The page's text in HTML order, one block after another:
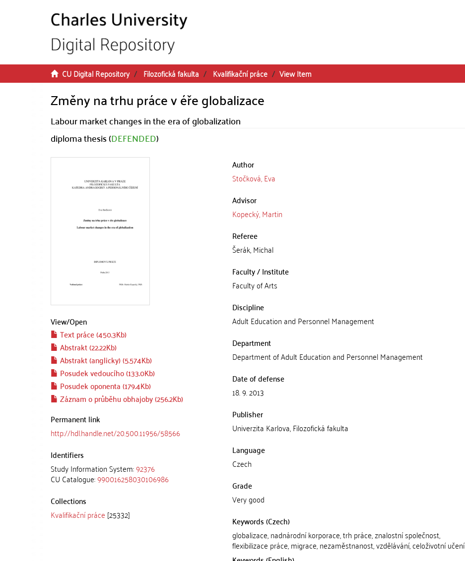
CU Digital Repository Filozofická fakulta Kvalifikační práce View Item
Změny na trhu práce v éře globalizace
Labour market changes in the era of globalization
diploma thesis (DEFENDED)
View/Open
Text práce (450.3Kb)
Abstrakt (22.22Kb)
Abstrakt (anglicky) (5.574Kb)
Posudek vedoucího (133.0Kb)
Posudek oponenta (179.4Kb)
Záznam o průběhu obhajoby (256.2Kb)
Permanent link
http://hdl.handle.net/20.500.11956/58566
Identifiers
Study Information System:92376
CU Catalogue:990016258030106986
Collections
Kvalifikační práce [25332]
Author
Stočková, Eva
Advisor
Kopecký, Martin
Referee
Šerák, Michal
Faculty / Institute
Faculty of Arts
Discipline
Adult Education and Personnel Management
Department
Department of Adult Education and Personnel Management
Date of defense
18. 9. 2013
Publisher
Univerzita Karlova, Filozofická fakulta
Language
Czech
Grade
Very good
Keywords (Czech)
globalizace, nadnárodní korporace, trh práce, znalostní společnost,
flexibilizace práce, migrace, nezaměstnanost, vzdělávání, celoživotní učení